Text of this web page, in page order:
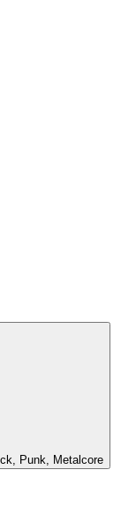
Punk, Metalcore